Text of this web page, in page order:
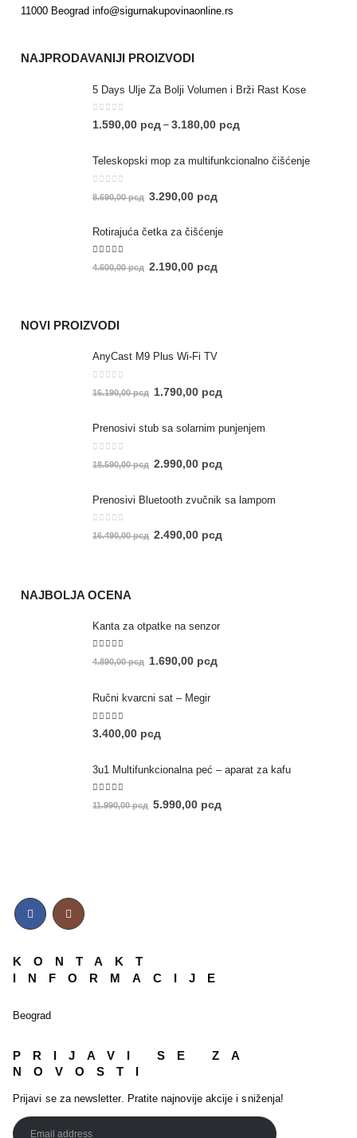
11000 Beograd info@sigurnakupovinaonline.rs
NAJPRODAVANIJI PROIZVODI
5 Days Ulje Za Bolji Volumen i Brži Rast Kose
0 out of 5
1.590,00 рсд – 3.180,00 рсд
Teleskopski mop za multifunkcionalno čišćenje
8.690,00рсд 3.290,00 рсд
Rotirajuća četka za čišćenje
5.00out of 5
4.600,00рсд 2.190,00 рсд
NOVI PROIZVODI
AnyCast M9 Plus Wi-Fi TV
16.190,00рсд 1.790,00 рсд
Prenosivi stub sa solarnim punjenjem
18.590,00рсд 2.990,00 рсд
Prenosivi Bluetooth zvučnik sa lampom
0out of 5
16.490,00рсд 2.490,00 рсд
NAJBOLJA OCENA
Kanta za otpatke na senzor
5.00out of 5
4.890,00рсд 1.690,00 рсд
Ručni kvarcni sat – Megir
5.00out of 5
3.400,00 рсд
3u1 Multifunkcionalna peć – aparat za kafu
5.00out of 5
11.990,00рсд 5.990,00 рсд
KONTAKT
INFORMACIJE
Beograd
PRIJAVI SE ZA
NOVOSTI
Prijavi se za newsletter. Pratite najnovije akcije i sniženja!